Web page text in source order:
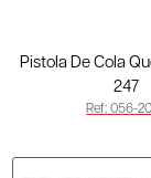
Pistola De Cola
247
Ref: 056-